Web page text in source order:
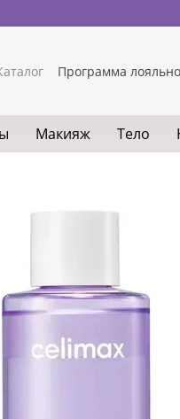
Программа
Макияж Тело